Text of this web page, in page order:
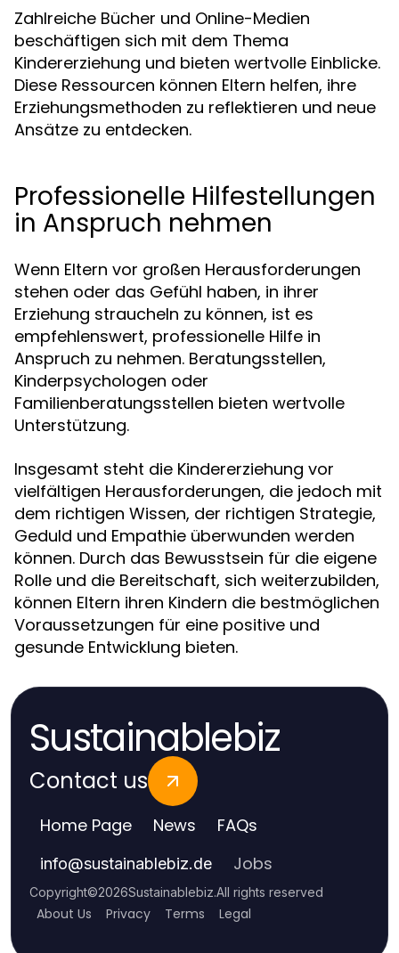
Zahlreiche Bücher und Online-Medien
beschäftigen sich mit dem Thema
Kindererziehung und bieten wertvolle Einblicke.
Diese Ressourcen können Eltern helfen, ihre
Erziehungsmethoden zu reflektieren und neue
Ansätze zu entdecken.
Professionelle Hilfestellungen
in Anspruch nehmen
Wenn Eltern vor großen Herausforderungen
stehen oder das Gefühl haben, in ihrer
Erziehung straucheln zu können, ist es
empfehlenswert, professionelle Hilfe in
Anspruch zu nehmen. Beratungsstellen,
Kinderpsychologen oder
Familienberatungsstellen bieten wertvolle
Unterstützung.
Insgesamt steht die Kindererziehung vor
vielfältigen Herausforderungen, die jedoch mit
dem richtigen Wissen, der richtigen Strategie,
Geduld und Empathie überwunden werden
können. Durch das Bewusstsein für die eigene
Rolle und die Bereitschaft, sich weiterzubilden,
können Eltern ihren Kindern die bestmöglichen
Voraussetzungen für eine positive und
gesunde Entwicklung bieten.
Sustainablebiz
Contact us
Home Page News FAQs
info@sustainablebiz.de Jobs
Copyright©2026Sustainablebiz.All rights reserved
About Us Privacy Terms Legal